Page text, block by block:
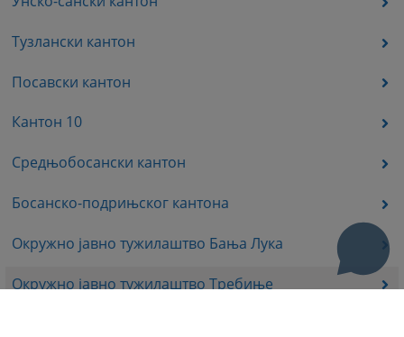
Тузлански кантон
Посавски кантон
Кантон 10
Средњобосански кантон
Босанско-подрињског кантона
Окружно јавно тужилаштво Бања Лука
Окружно јавно тужилаштво Требиње